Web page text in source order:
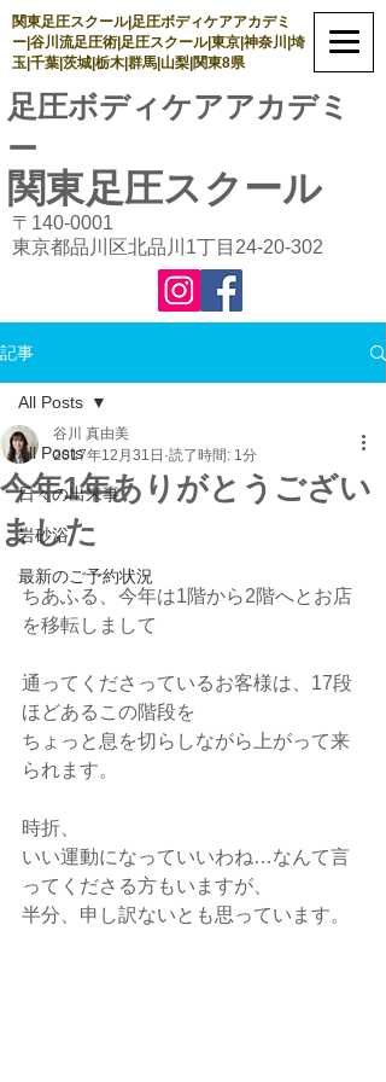
関東足圧スクール|足圧ボディケアアカデミ
ー|谷川流足圧術|足圧スクール|東京|神奈川|埼
玉|千葉|茨城|栃木|群馬|山梨|関東8県
足圧ボディケアアカデミ
ー
関東足圧スクール
〒140-0001
東京都品川区北品川1丁目24-20-302
記事
All Posts
日々の出来事
岩砂浴
最新のご予約状況
All Posts
今年1年ありがとうござい
ました
谷川 真由美
2017年12月31日 読了時間: 1分
ちあふる、今年は1階から2階へとお店
を移転しまして
通ってくださっているお客様は、17段
ほどあるこの階段を
ちょっと息を切らしながら上がって来
られます。
時折、
いい運動になっていいわね…なんて言
ってくださる方もいますが、
半分、申し訳ないとも思っています。